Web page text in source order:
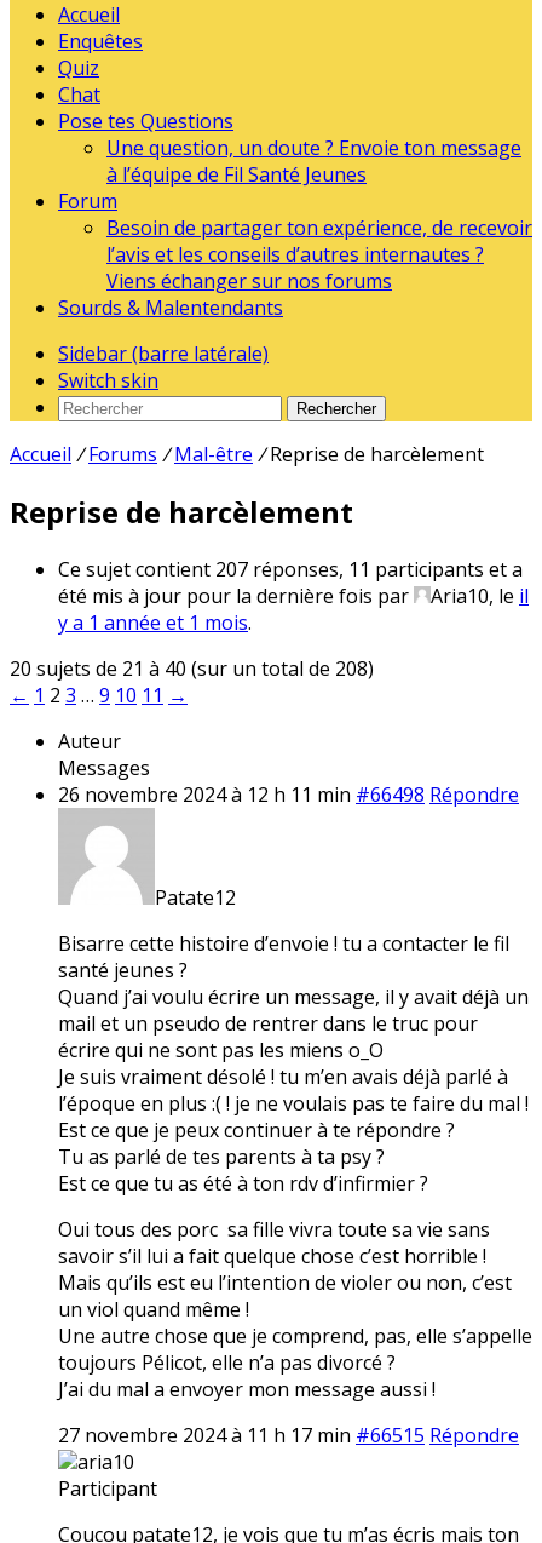
Accueil
Enquêtes
Quiz
Chat
Pose tes Questions
Une question, un doute ? Envoie ton message
à l’équipe de Fil Santé Jeunes
Forum
Besoin de partager ton expérience, de recevoir
l’avis et les conseils d’autres internautes ?
Viens échanger sur nos forums
Sourds & Malentendants
Sidebar (barre latérale)
Switch skin
Rechercher
Accueil / Forums / Mal-être / Reprise de harcèlement
Reprise de harcèlement
Ce sujet contient 207 réponses, 11 participants et a
été mis à jour pour la dernière fois par
Aria10, le il
y a 1 année et 1 mois.
20 sujets de 21 à 40 (sur un total de 208)
← 1 2 3 … 9 10 11 →
Auteur
Messages
26 novembre 2024 à 12 h 11 min #66498 Répondre
Patate12
Bisarre cette histoire d’envoie ! tu a contacter le fil
santé jeunes ?
Quand j’ai voulu écrire un message, il y avait déjà un
mail et un pseudo de rentrer dans le truc pour
écrire qui ne sont pas les miens o_O
Je suis vraiment désolé ! tu m’en avais déjà parlé à
l’époque en plus :( ! je ne voulais pas te faire du mal !
Est ce que je peux continuer à te répondre ?
Tu as parlé de tes parents à ta psy ?
Est ce que tu as été à ton rdv d’infirmier ?
Oui tous des porc sa fille vivra toute sa vie sans
savoir s’il lui a fait quelque chose c’est horrible !
Mais qu’ils est eu l’intention de violer ou non, c’est
un viol quand même !
Une autre chose que je comprend, pas, elle s’appelle
toujours Pélicot, elle n’a pas divorcé ?
J’ai du mal a envoyer mon message aussi !
27 novembre 2024 à 11 h 17 min #66515 Répondre
aria10
Participant
Coucou patate12, je vois que tu m’as écris mais ton